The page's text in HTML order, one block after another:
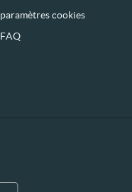
paramètres cookies
FAQ